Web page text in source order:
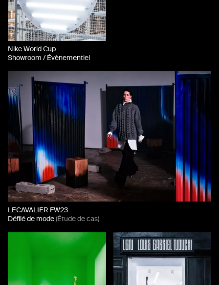
Nike World Cup
Showroom / Évènementiel
LECAVALIER FW23
Défilé de mode(Étude de cas)